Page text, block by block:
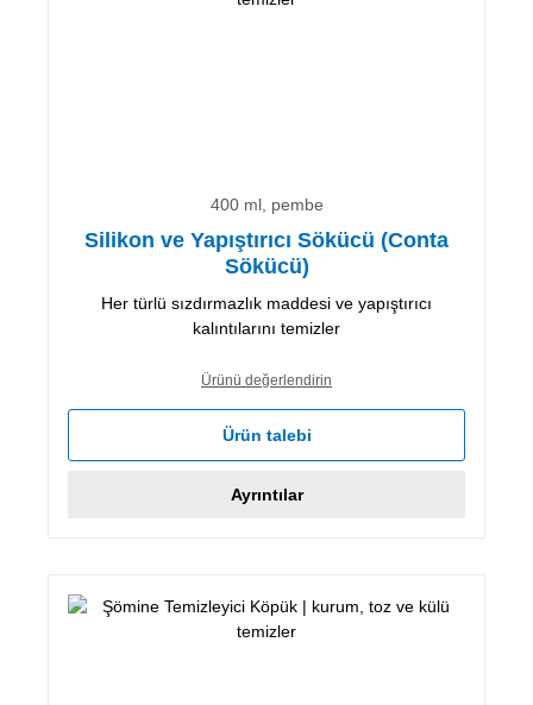
400 ml, pembe
Silikon ve Yapıştırıcı Sökücü (Conta
Sökücü)
Her türlü sızdırmazlık maddesi ve yapıştırıcı
kalıntılarını temizler
Ürünü değerlendirin
Ürün talebi
Ayrıntılar